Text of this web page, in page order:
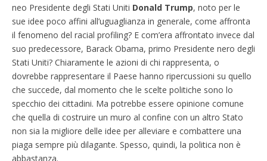
neo Presidente degli Stati Uniti Donald Trump, noto per le
sue idee poco affini all’uguaglianza in generale, come affronta
il fenomeno del racial profiling? E com’era affrontato invece dal
suo predecessore, Barack Obama, primo Presidente nero degli
Stati Uniti? Chiaramente le azioni di chi rappresenta, o
dovrebbe rappresentare il Paese hanno ripercussioni su quello
che succede, dal momento che le scelte politiche sono lo
specchio dei cittadini. Ma potrebbe essere opinione comune
che quella di costruire un muro al confine con un altro Stato
non sia la migliore delle idee per alleviare e combattere una
piaga sempre più dilagante. Spesso, quindi, la politica non è
abbastanza.